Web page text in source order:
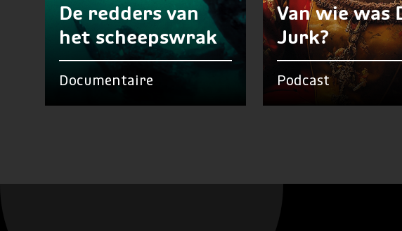
De redders van
het scheepswrak
Documentaire
Van wie was
Jurk?
Podcast